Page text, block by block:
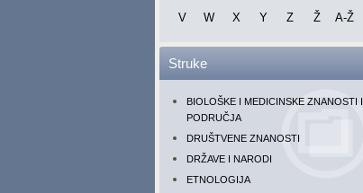
V
W X Y Z Ž A-Ž
Struke
BIOLOŠKE I MEDICINSKE ZNANOSTI I
PODRUČJA
DRUŠTVENE ZNANOSTI
DRŽAVE I NARODI
ETNOLOGIJA